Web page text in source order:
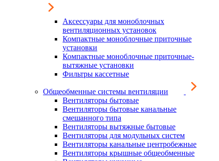
Аксессуары для моноблочных
вентиляционных установок
Компактные моноблочные приточные
установки
Компактные моноблочные приточные-
вытяжные установки
Фильтры кассетные
Общеобменные системы вентиляции
Вентиляторы бытовые
Вентиляторы бытовые канальные
смешанного типа
Вентиляторы вытяжные бытовые
Вентиляторы для модульных систем
Вентиляторы канальные центробежные
Вентиляторы крышные общеобменные